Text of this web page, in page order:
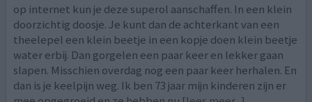
op internet kun je deze superol aanschaffen. In een klein
doorzichtig doosje. Je kunt dan de achterkant van een
theelepel een klein beetje in een kopje doen klein beetje
water erbij. Dan gorgelen een paar keer en lekker gaan
slapen. Misschien overdag nog een paar keer herhalen. En
dan is je keelpijn weg. Ik ben 73 jaar mijn kinderen zijn er